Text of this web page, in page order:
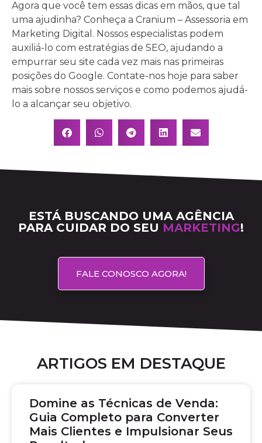
Agora que você tem essas dicas em mãos, que tal
uma ajudinha? Conheça a Cranium – Assessoria em
Marketing Digital. Nossos especialistas podem
auxiliá-lo com estratégias de SEO, ajudando a
empurrar seu site cada vez mais nas primeiras
posições do Google. Contate-nos hoje para saber
mais sobre nossos serviços e como podemos ajudá-
lo a alcançar seu objetivo.
ESTÁ BUSCANDO UMA AGÊNCIA
PARA CUIDAR DO SEU MARKETING!
FALE CONOSCO AGORA!
ARTIGOS EM DESTAQUE
Domine as Técnicas de Venda:
Guia Completo para Converter
Mais Clientes e Impulsionar Seus